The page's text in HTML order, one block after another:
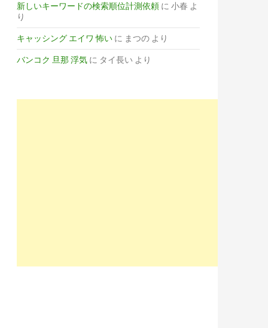
SIG=11p1hbjgi/
SIG=11ruat97h/
新しいキーワードの検索順位計測依頼 に 小春 よ
り
キャッシング エイワ 怖い に まつの より
バンコク 旦那 浮気 に タイ長い より